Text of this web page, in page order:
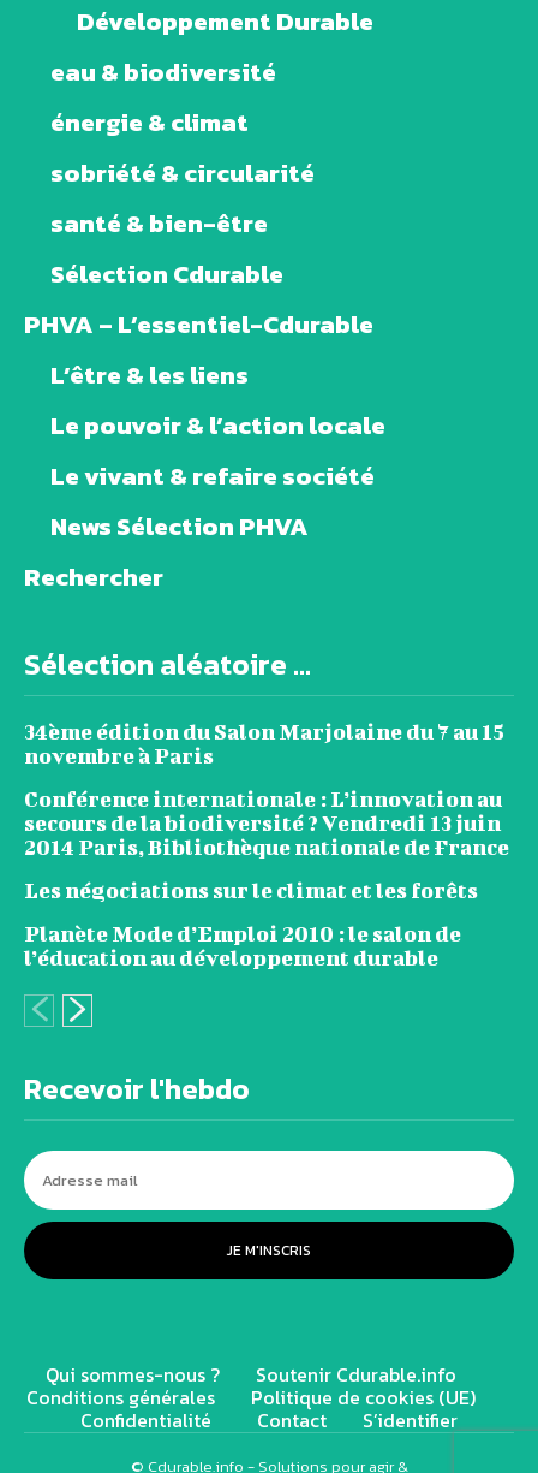
Développement Durable
eau & biodiversité
énergie & climat
sobriété & circularité
santé & bien-être
Sélection Cdurable
PHVA – L’essentiel-Cdurable
L’être & les liens
Le pouvoir & l’action locale
Le vivant & refaire société
News Sélection PHVA
Rechercher
Sélection aléatoire ...
34ème édition du Salon Marjolaine du 7 au 15
novembre à Paris
Conférence internationale : L’innovation au
secours de la biodiversité ? Vendredi 13 juin
2014 Paris, Bibliothèque nationale de France
Les négociations sur le climat et les forêts
Planète Mode d’Emploi 2010 : le salon de
l’éducation au développement durable
Recevoir l'hebdo
JE M'INSCRIS
Qui sommes-nous ? Soutenir Cdurable.info
Conditions générales Politique de cookies (UE)
Confidentialité Contact S’identifier
© Cdurable.info - Solutions pour agir &